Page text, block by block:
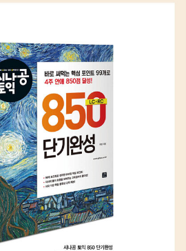
의 쉬운 토익 문풀집중 RC 완성 (비매
토익 850 단기완성 (2021년 출간) - 2
익 기술) 토익(파트56) (2021년 출간)
고사 시즌2 (2019년 출간) - 시나공 토
(2018년 출간) - 시나공 토익 D-5 실
공 토익 출제순위 파트 5&6 - 시나공
(2011년 출간) - 시나공 토익 BASI
간)